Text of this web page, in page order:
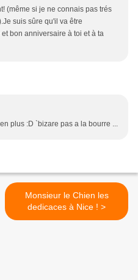
(même si je ne connais pas trés
suis sûre qu'il va être
bon anniversaire à toi et à ta
plus :D `bizare pas a la bourre ...
Monsieur le Chien les
dedicaces à Nice ! >